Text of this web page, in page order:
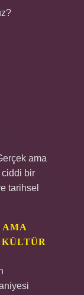
ama
ciddi bir
tarihsel
AMA